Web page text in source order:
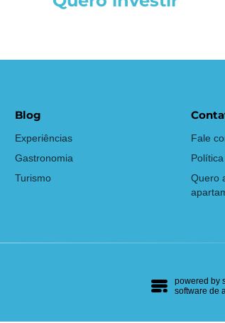
Blog
Experiências
Gastronomia
Turismo
Fale
Quero
powered by
software de